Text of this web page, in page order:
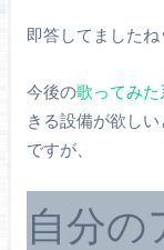
即答してましたね
今後の歌ってみ
きる設備が欲し
ですが、
自分の